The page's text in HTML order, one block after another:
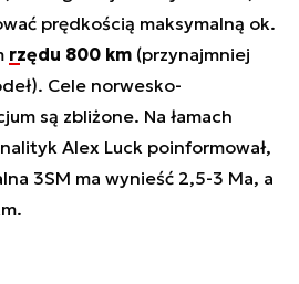
prędkością maksymalną ok.
rzędu 800 km (przynajmniej
Cele norwesko-
są zbliżone. Na łamach
Alex Luck poinformował,
3SM ma wynieść 2,5-3 Ma, a